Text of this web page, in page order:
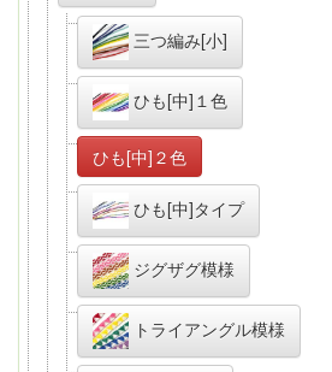
三つ編み[小]
ひも[中]１色
ひも[中]２色
ひも[中]タイプ
ジグザグ模様
トライアングル模様